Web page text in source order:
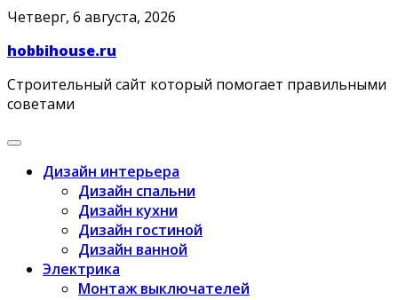
Skip
content
Четверг, 6 августа, 2026
hobbihouse.ru
Строительный сайт который помогает правильными
советами
Дизайн интерьера
Дизайн спальни
Дизайн кухни
Дизайн гостиной
Дизайн ванной
Электрика
Монтаж выключателей